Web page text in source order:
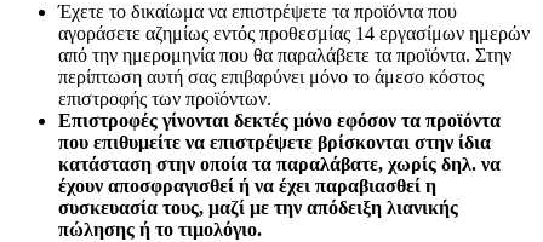
Έχετε το δικαίωμα να επιστρέψετε τα προϊόντα που
αγοράσετε αζημίως εντός προθεσμίας 14 εργασίμων ημερών
από την ημερομηνία που θα παραλάβετε τα προϊόντα. Στην
περίπτωση αυτή σας επιβαρύνει μόνο το άμεσο κόστος
επιστροφής των προϊόντων.
Επιστροφές γίνονται δεκτές μόνο εφόσον τα προϊόντα
που επιθυμείτε να επιστρέψετε βρίσκονται στην ίδια
κατάσταση στην οποία τα παραλάβατε, χωρίς δηλ. να
έχουν αποσφραγισθεί ή να έχει παραβιασθεί η
συσκευασία τους, μαζί με την απόδειξη λιανικής
πώλησης ή το τιμολόγιο.